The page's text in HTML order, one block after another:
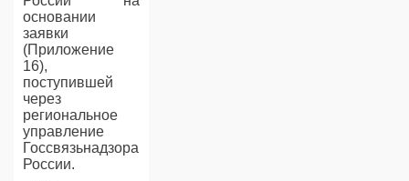
основании
заявки
(Приложение
16),
поступившей
через
региональное
управление
Госсвязьнадзора
России.